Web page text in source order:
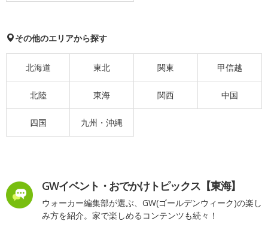
その他のエリアから探す
北海道 東北 関東 甲信越
北陸 東海 関西 中国
四国 九州・沖縄
GWイベント・おでかけトピックス【東海】
ウォーカー編集部が選ぶ、GW(ゴールデンウィーク)の楽し
み方を紹介。家で楽しめるコンテンツも続々！